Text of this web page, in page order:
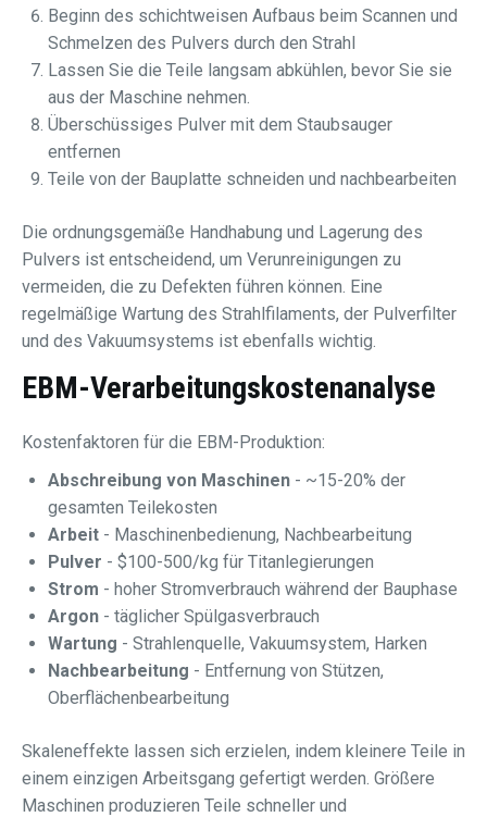
Beginn des schichtweisen Aufbaus beim Scannen und
Schmelzen des Pulvers durch den Strahl
Lassen Sie die Teile langsam abkühlen, bevor Sie sie
aus der Maschine nehmen.
Überschüssiges Pulver mit dem Staubsauger
entfernen
Teile von der Bauplatte schneiden und nachbearbeiten
Die ordnungsgemäße Handhabung und Lagerung des
Pulvers ist entscheidend, um Verunreinigungen zu
vermeiden, die zu Defekten führen können. Eine
regelmäßige Wartung des Strahlfilaments, der Pulverfilter
und des Vakuumsystems ist ebenfalls wichtig.
EBM-Verarbeitungskostenanalyse
Kostenfaktoren für die EBM-Produktion:
Abschreibung von Maschinen - ~15-20% der
gesamten Teilekosten
Arbeit - Maschinenbedienung, Nachbearbeitung
Pulver - $100-500/kg für Titanlegierungen
Strom - hoher Stromverbrauch während der Bauphase
Argon - täglicher Spülgasverbrauch
Wartung - Strahlenquelle, Vakuumsystem, Harken
Nachbearbeitung - Entfernung von Stützen,
Oberflächenbearbeitung
Skaleneffekte lassen sich erzielen, indem kleinere Teile in
einem einzigen Arbeitsgang gefertigt werden. Größere
Maschinen produzieren Teile schneller und